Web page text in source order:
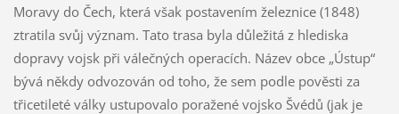
Moravy do Čech, která však postavením železnice (1848)
ztratila svůj význam. Tato trasa byla důležitá z hlediska
dopravy vojsk při válečných operacích. Název obce „Ústup“
bývá někdy odvozován od toho, že sem podle pověsti za
třicetileté války ustupovalo poražené vojsko Švédů (jak je